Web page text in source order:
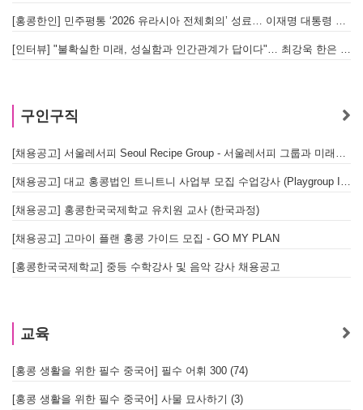
[홍콩한인] 민주평통 ‘2026 유라시아 전체회의’ 성료… 이재명 대통령 참석으로 의미 더해
[인터뷰] "불확실한 미래, 성실함과 인간관계가 답이다"… 최강욱 한은 부소장이 청소년들에게 전하는 응원
구인구직
[채용공고] 서울레서피 Seoul Recipe Group - 서울레서피 그룹과 미래를 함께할 유능한 인재를 모십니다
[채용공고] 대교 홍콩법인 트니트니 사업부 모집 수업강사 (Playgroup Instructor)
[채용공고] 홍콩한국국제학교 유치원 교사 (한국과정)
[채용공고] 고마이 플랜 홍콩 가이드 모집 - GO MY PLAN
[홍콩한국국제학교] 중등 수학강사 및 음악 강사 채용공고
교육
[홍콩 생활을 위한 필수 중국어] 필수 어휘 300 (74)
[홍콩 생활을 위한 필수 중국어] 사물 묘사하기 (3)